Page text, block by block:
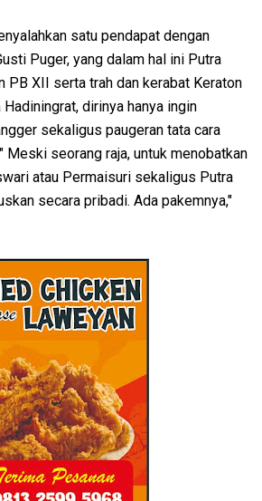
satu pendapat dengan
Puger, yang dalam hal ini Putra
PB XII serta trah dan kerabat Keraton
Hadiningrat, dirinya hanya ingin
sekaligus paugeran tata cara
Meski seorang raja, untuk menobatkan
atau Permaisuri sekaligus Putra
secara pribadi. Ada pakemnya,"